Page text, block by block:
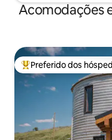
Acomodações
Entre os melhores
Preferido dos